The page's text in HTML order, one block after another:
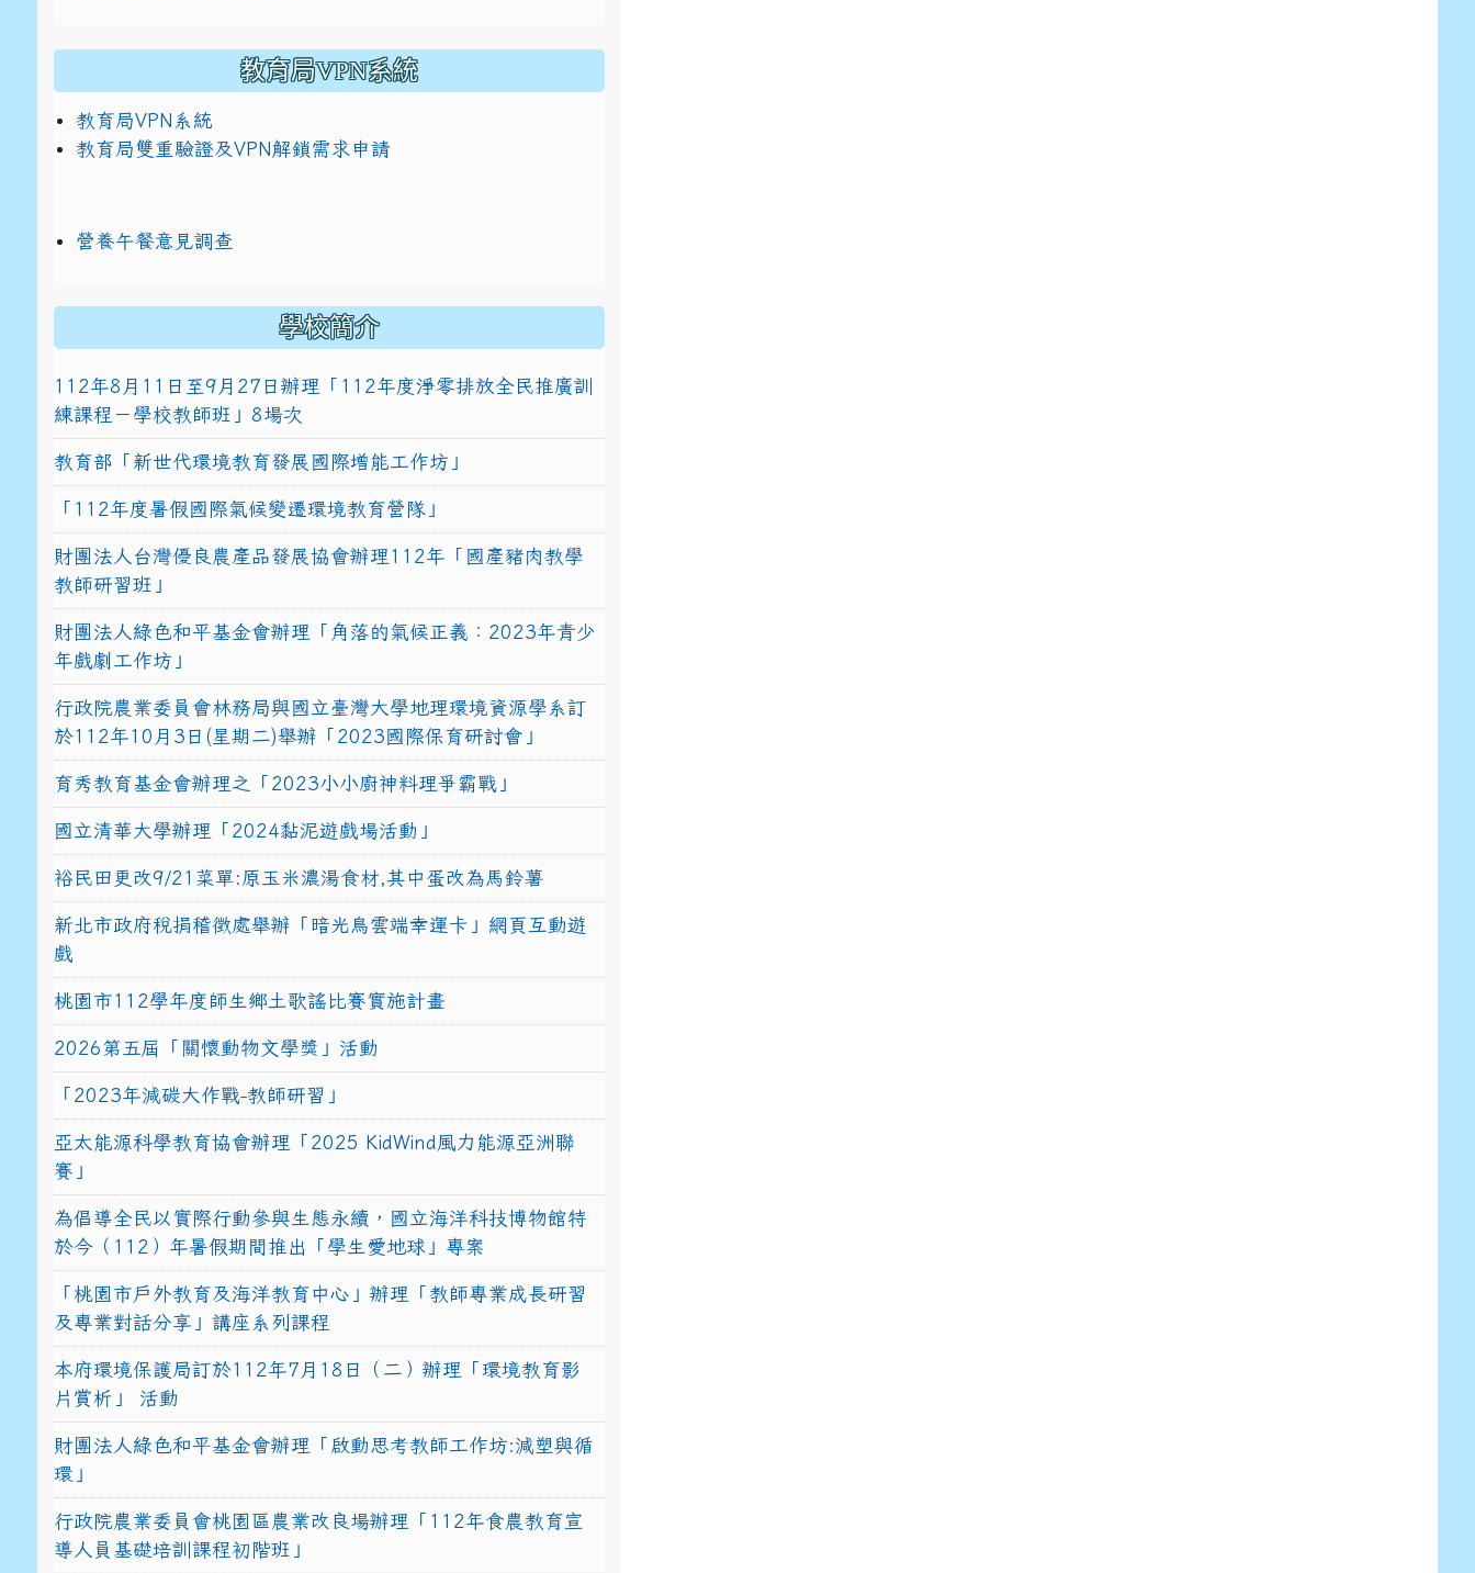
教育局VPN系統
教育局VPN系統
教育局雙重驗證及VPN解鎖需求申請
營養午餐意見調查
學校簡介
112年8月11日至9月27日辦理「112年度淨零排放全民推廣訓
練課程－學校教師班」8場次
教育部「新世代環境教育發展國際增能工作坊」
「112年度暑假國際氣候變遷環境教育營隊」
財團法人台灣優良農產品發展協會辦理112年「國產豬肉教學
教師研習班」
財團法人綠色和平基金會辦理「角落的氣候正義：2023年青少
年戲劇工作坊」
行政院農業委員會林務局與國立臺灣大學地理環境資源學系訂
於112年10月3日(星期二)舉辦「2023國際保育研討會」
育秀教育基金會辦理之「2023小小廚神料理爭霸戰」
國立清華大學辦理「2024黏泥遊戲場活動」
裕民田更改9/21菜單:原玉米濃湯食材,其中蛋改為馬鈴薯
新北市政府稅捐稽徵處舉辦「暗光鳥雲端幸運卡」網頁互動遊
戲
桃園市112學年度師生鄉土歌謠比賽實施計畫
2026第五屆「關懷動物文學獎」活動
「2023年減碳大作戰-教師研習」
亞太能源科學教育協會辦理「2025 KidWind風力能源亞洲聯
賽」
為倡導全民以實際行動參與生態永續，國立海洋科技博物館特
於今（112）年暑假期間推出「學生愛地球」專案
「桃園市戶外教育及海洋教育中心」辦理「教師專業成長研習
及專業對話分享」講座系列課程
本府環境保護局訂於112年7月18日（二）辦理「環境教育影
片賞析」 活動
財團法人綠色和平基金會辦理「啟動思考教師工作坊:減塑與循
環」
行政院農業委員會桃園區農業改良場辦理「112年食農教育宣
導人員基礎培訓課程初階班」